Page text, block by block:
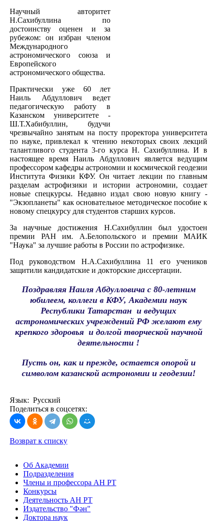
Научный авторитет
Н.Сахибуллина по
достоинству оценен и за
рубежом: он избран членом
Международного
астрономического союза и
Европейского
астрономического общества.
Практически уже 60 лет
Наиль Абдуллович ведет
педагогическую работу в
Казанском университете -
Ш.Т.Хабибуллин, будучи
чрезвычайно занятым на посту проректора университета
по науке, привлекал к чтению некоторых своих лекций
талантливого студента 3-го курса Н. Сахибуллина. И в
настоящее время Наиль Абдуллович является ведущим
профессором кафедры астрономии и космической геодезии
Института Физики КФУ. Он читает лекции по главным
разделам астрофизики и истории астрономии, создает
новые спецкурсы. Недавно издал свою новую книгу -
"Экзопланеты" как основательное методическое пособие к
новому спецкурсу для студентов старших курсов.
За научные достижения Н.Сахибуллин был удостоен
премии РАН им. А.Белопольского и премии МАИК
"Наука" за лучшие работы в России по астрофизике.
Под руководством Н.А.Сахибуллина 11 его учеников
защитили кандидатские и докторские диссертации.
Поздравляя Наиля Абдулловича с 80-летним
юбилеем, коллеги в КФУ, Академии наук
Республики Татарстан и ведущих
астрономических учреждений РФ желают ему
крепкого здоровья и долгой творческой научной
деятельности !
Пусть он, как и прежде, остается опорой и
символом казанской астрономии и геодезии!
Язык: Русский
Поделиться в соцсетях:
Возврат к списку
Об Академии
Подразделения
Члены и профессора АН РТ
Конкурсы
Деятельность АН РТ
Издательство "Фән"
Доктора наук